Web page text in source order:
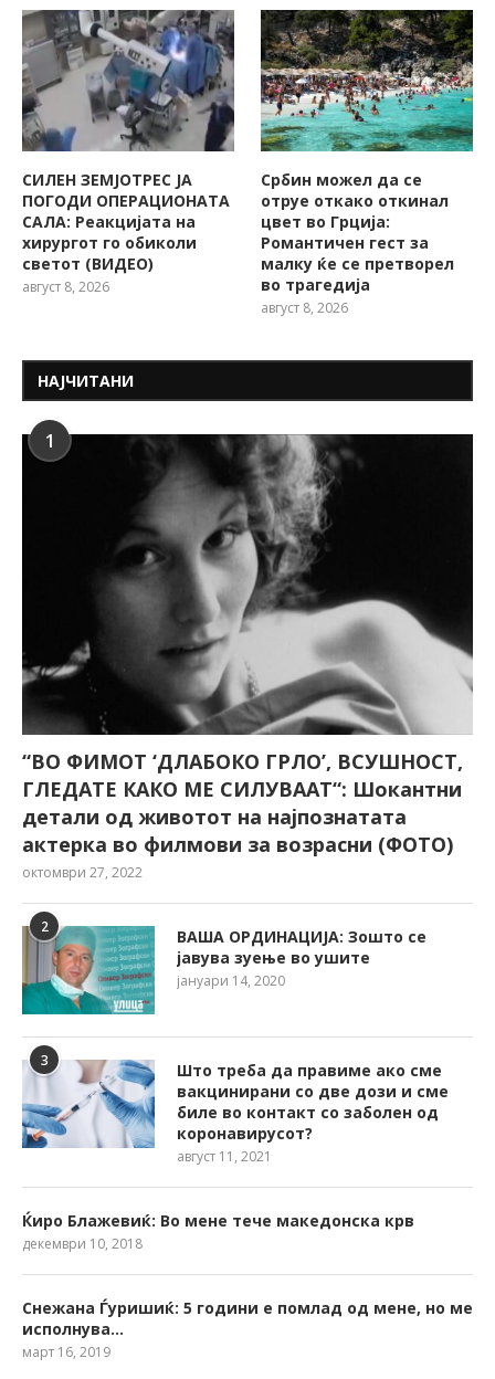
СИЛЕН ЗЕМЈОТРЕС ЈА
ПОГОДИ ОПЕРАЦИОНАТА
САЛА: Реакцијата на
хирургот го обиколи
светот (ВИДЕО)
август 8, 2026
Србин можел да се
отруе откако откинал
цвет во Грција:
Романтичен гест за
малку ќе се претворел
во трагедија
август 8, 2026
НАЈЧИТАНИ
1
“ВО ФИМОТ ‘ДЛАБОКО ГРЛО’, ВСУШНОСТ,
ГЛЕДАТЕ КАКО МЕ СИЛУВААТ“: Шокантни
детали од животот на најпознатата
актерка во филмови за возрасни (ФОТО)
октомври 27, 2022
2
ВАША ОРДИНАЦИЈА: Зошто се
јавува зуење во ушите
јануари 14, 2020
3
Што треба да правиме ако сме
вакцинирани со две дози и сме
биле во контакт со заболен од
коронавирусот?
август 11, 2021
Ќиро Блажевиќ: Во мене тече македонска крв
декември 10, 2018
Снежана Ѓуришиќ: 5 години е помлад од мене, но ме
исполнува…
март 16, 2019